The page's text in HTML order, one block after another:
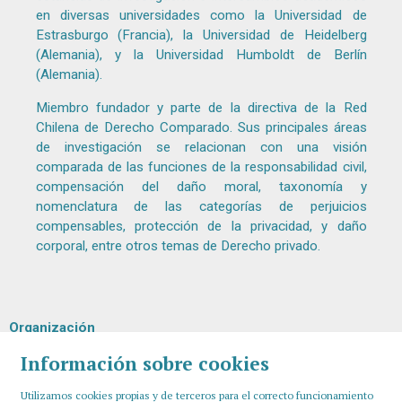
en diversas universidades como la Universidad de
Estrasburgo (Francia), la Universidad de Heidelberg
(Alemania), y la Universidad Humboldt de Berlín
(Alemania).
Miembro fundador y parte de la directiva de la Red
Chilena de Derecho Comparado. Sus principales áreas
de investigación se relacionan con una visión
comparada de las funciones de la responsabilidad civil,
compensación del daño moral, taxonomía y
nomenclatura de las categorías de perjuicios
compensables, protección de la privacidad, y daño
corporal, entre otros temas de Derecho privado.
Organización
Información sobre cookies
Utilizamos cookies propias y de terceros para el correcto funcionamiento